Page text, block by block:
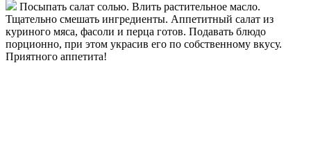
Посыпать салат солью. Влить растительное масло.
Тщательно смешать ингредиенты. Аппетитный салат из
куриного мяса, фасоли и перца готов. Подавать блюдо
порционно, при этом украсив его по собственному вкусу.
Приятного аппетита!